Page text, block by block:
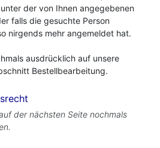
der von Ihnen angegebenen
falls die gesuchte Person
nirgends mehr angemeldet hat.
ausdrücklich auf unsere
Bestellbearbeitung.
der nächsten Seite nochmals